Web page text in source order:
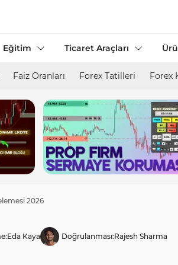
Eğitim Ticaret Araçları
Faiz Oranları Forex Tatilleri Forex
2026
Eda Kaya Doğrulanması:Rajesh Sharma